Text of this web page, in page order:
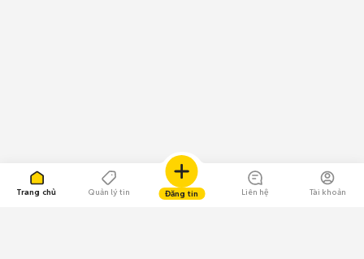
Trang chủ Quản lý tin Đăng tin Liên hệ Tài khoản